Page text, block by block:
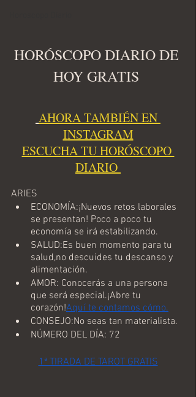
HORÓSCOPO DIARIO DE
HOY GRATIS
AHORA TAMBIÉN EN
INSTAGRAM
ESCUCHA TU HORÓSCOPO
DIARIO
ARIES
ECONOMÍA:¡Nuevos retos laborales
se presentan! Poco a poco tu
economía se irá estabilizando.
SALUD:Es buen momento para tu
salud,no descuides tu descanso y
alimentación.
AMOR: Conocerás a una persona
que será especial.¡Abre tu
corazón!Aquí te contamos cómo.
CONSEJO:No seas tan materialista.
NÚMERO DEL DÍA: 72
1ª TIRADA DE TAROT GRATIS